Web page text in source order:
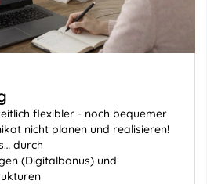
flexibler - noch bequemer
nicht planen und realisieren!
durch
(Digitalbonus) und